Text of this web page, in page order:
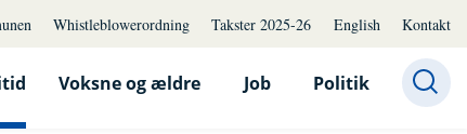
Whistleblowerordning Takster 2025-26 English Kontakt
Voksne og ældre Job Politik